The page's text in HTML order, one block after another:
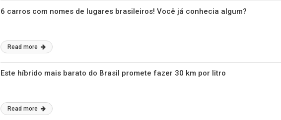
6 carros com nomes de lugares brasileiros! Você já conhecia algum?
Read more
Este híbrido mais barato do Brasil promete fazer 30 km por litro
Read more